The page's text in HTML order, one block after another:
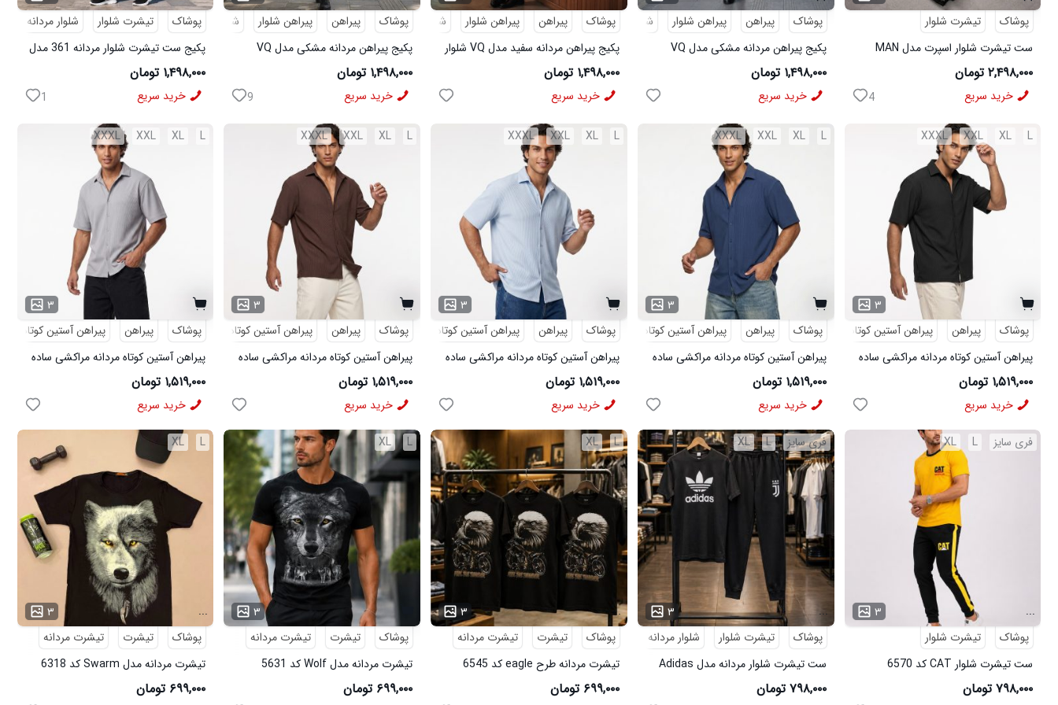
جذاب چشم نواز
پوشاک
تیشرت شلوار
ست تیشرت شلوار اسپرت مدل MAN
مشکی
۲,۴۹۸,۰۰۰ تومان
خرید سریع 4
پوشاک
پیراهن پیراهن شلوار
شلوار مردانه
پکیج پیراهن مردانه مشکی مدل VQ
شلوار مردانه مشکی مدل MOBIN
۱,۴۹۸,۰۰۰ تومان
خرید سریع
پوشاک
پیراهن پیراهن شلوار
شلوار مردانه
پکیج پیراهن مردانه سفید مدل VQ شلوار
مردانه مشکی مدل MOBIN
۱,۴۹۸,۰۰۰ تومان
خرید سریع
پوشاک
پیراهن پیراهن شلوار
شلوار مردانه
پکیج پیراهن مردانه مشکی مدل VQ
شلوار مردانه خاکی مدل MOBIN
۱,۴۹۸,۰۰۰ تومان
خرید سریع 9
پوشاک
تیشرت شلوار شلوار مردانه
پکیج ست تیشرت شلوار مردانه 361 مدل
W15 کفش ورزشی مردانه مدل pavlo
۱,۴۹۸,۰۰۰ تومان
خرید سریع 1
L
XL
XXL
XXXL
۳
پوشاک
پیراهن پیراهن آستین کوتاه
مراکشی
پیراهن آستین کوتاه مردانه مراکشی ساده
پنبه پلی استر مشکی مدل 50932
۱,۵۱۹,۰۰۰ تومان
خرید سریع
L
XL
XXL
XXXL
۳
پوشاک
پیراهن پیراهن آستین کوتاه
مراکشی
پیراهن آستین کوتاه مردانه مراکشی ساده
پنبه پلی استر آبی مدل 50933
۱,۵۱۹,۰۰۰ تومان
خرید سریع
L
XL
XXL
XXXL
۳
پوشاک
پیراهن پیراهن آستین کوتاه
مراکشی
پیراهن آستین کوتاه مردانه مراکشی ساده
پنبه پلی استر آبی روشن مدل 50934
۱,۵۱۹,۰۰۰ تومان
خرید سریع
L
XL
XXL
XXXL
۳
پوشاک
پیراهن پیراهن آستین کوتاه
مراکشی
پیراهن آستین کوتاه مردانه مراکشی ساده
پنبه پلی استر قهوه ای مدل 50935
۱,۵۱۹,۰۰۰ تومان
خرید سریع
L
XL
XXL
XXXL
۳
پوشاک
پیراهن پیراهن آستین کوتاه
پیراهن آستین کوتاه مردانه مراکشی ساده
پنبه پلی استر طوسی مدل 50936
۱,۵۱۹,۰۰۰ تومان
خرید سریع
فری سایز L
XL
۳
...
پوشاک
تیشرت شلوار
ست تیشرت شلوار CAT کد 6570
۷۹۸,۰۰۰ تومان
فری سایز L
XL
۳
...
پوشاک
تیشرت شلوار
شلوار مردانه
ست تیشرت شلوار مردانه مدل Adidas
کد 6569
۷۹۸,۰۰۰ تومان
L
XL
۳
...
پوشاک
تیشرت
تیشرت مردانه
تیشرت مردانه طرح eagle کد 6545
۶۹۹,۰۰۰ تومان
L
XL
۳
پوشاک
تیشرت
تیشرت مردانه
تیشرت مردانه مدل Wolf کد 5631
۶۹۹,۰۰۰ تومان
L
XL
۳
...
پوشاک
تیشرت
تیشرت مردانه
تیشرت مردانه مدل Swarm کد 6318
۶۹۹,۰۰۰ تومان